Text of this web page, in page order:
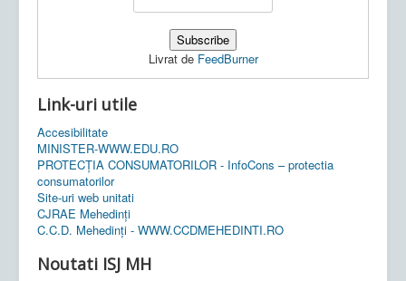
Livrat de FeedBurner
Link-uri utile
Accesibilitate
MINISTER-WWW.EDU.RO
PROTECȚIA CONSUMATORILOR - InfoCons – protectia
consumatorilor
Site-uri web unitati
CJRAE Mehedinți
C.C.D. Mehedinţi - WWW.CCDMEHEDINTI.RO
Noutati ISJ MH